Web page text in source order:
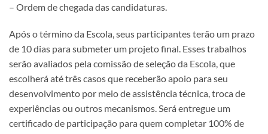
– Ordem de chegada das candidaturas.
Após o término da Escola, seus participantes terão um prazo
de 10 dias para submeter um projeto final. Esses trabalhos
serão avaliados pela comissão de seleção da Escola, que
escolherá até três casos que receberão apoio para seu
desenvolvimento por meio de assistência técnica, troca de
experiências ou outros mecanismos. Será entregue um
certificado de participação para quem completar 100% de